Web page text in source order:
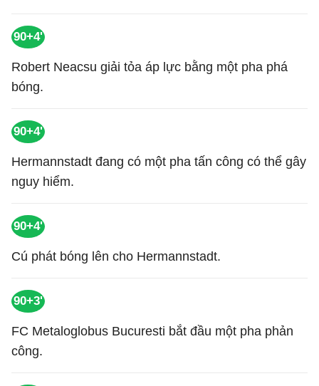
90+4'
Robert Neacsu giải tỏa áp lực bằng một pha phá
bóng.
90+4'
Hermannstadt đang có một pha tấn công có thể gây
nguy hiểm.
90+4'
Cú phát bóng lên cho Hermannstadt.
90+3'
FC Metaloglobus Bucuresti bắt đầu một pha phản
công.